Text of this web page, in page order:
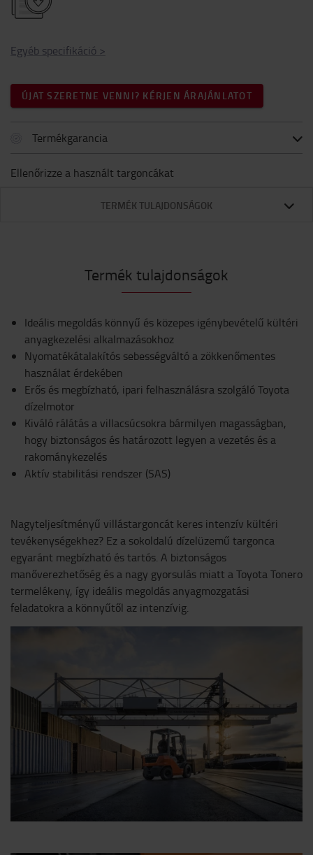
Egyéb specifikáció >
ÚJAT SZERETNE VENNI? KÉRJEN ÁRAJÁNLATOT
Termékgarancia
Ellenőrizze a használt targoncákat
TERMÉK TULAJDONSÁGOK
Termék tulajdonságok
Ideális megoldás könnyű és közepes igénybevételű kültéri
anyagkezelési alkalmazásokhoz
Nyomatékátalakítós sebességváltó a zökkenőmentes
használat érdekében
Erős és megbízható, ipari felhasználásra szolgáló Toyota
dízelmotor
Kiváló rálátás a villacsúcsokra bármilyen magasságban,
hogy biztonságos és határozott legyen a vezetés és a
rakománykezelés
Aktív stabilitási rendszer (SAS)
Nagyteljesítményű villástargoncát keres intenzív kültéri
tevékenységekhez? Ez a sokoldalú dízelüzemű targonca
egyaránt megbízható és tartós. A biztonságos
manőverezhetőség és a nagy gyorsulás miatt a Toyota Tonero
termelékeny, így ideális megoldás anyagmozgatási
feladatokra a könnyűtől az intenzívig.